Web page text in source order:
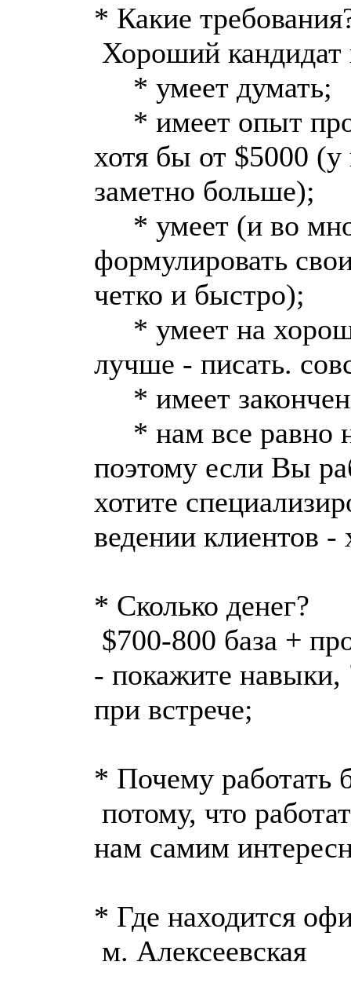
* Какие
Хороший
* умеет думать;
* имеет опыт
хотя бы от $5000 (у
заметно больше);
* умеет (и во
формулировать
четко и быстро);
* умеет на
лучше - писать.
* имеет
* нам все равно
поэтому если Вы
хотите
ведении клиентов
* Сколько денег?
$700-800 база +
- покажите навыки,
при встрече;
* Почему работать
потому, что
нам самим
* Где находится
м. Алексеевская